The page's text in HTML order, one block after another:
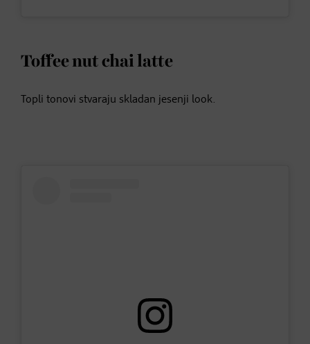
Toffee nut chai latte
Topli tonovi stvaraju skladan jesenji look.